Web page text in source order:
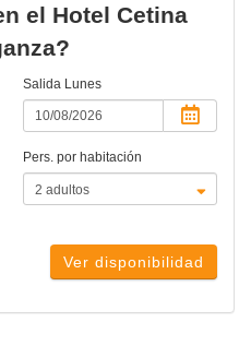
el Hotel Cetina
Salida Lunes
Pers. por habitación
Ver disponibilidad